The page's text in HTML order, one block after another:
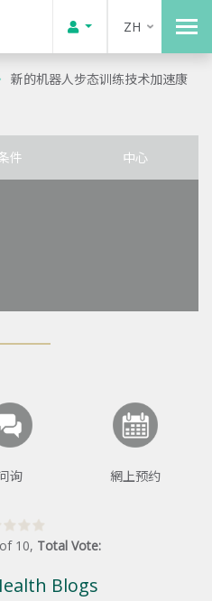
ZH
新的机器人步态训练技术加速康
件 中心
询 網上预约
of 10, Total Vote:
Blogs